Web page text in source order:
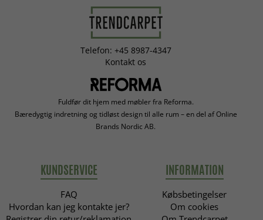
Telefon: +45 8987-4347
Kontakt os
Fuldfør dit hjem med møbler fra Reforma.
Bæredygtig indretning og tidløst design til alle rum – en del af Online
Brands Nordic AB.
KUNDSERVICE
FAQ
Hvordan kan jeg kontakte jer?
INFORMATION
Købsbetingelser
Om cookies